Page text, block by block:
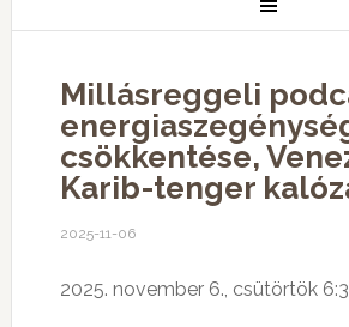
Millásreggeli
csökkentése,
Karib-tenger
2025-11-06
2025. november 6., csütörtök